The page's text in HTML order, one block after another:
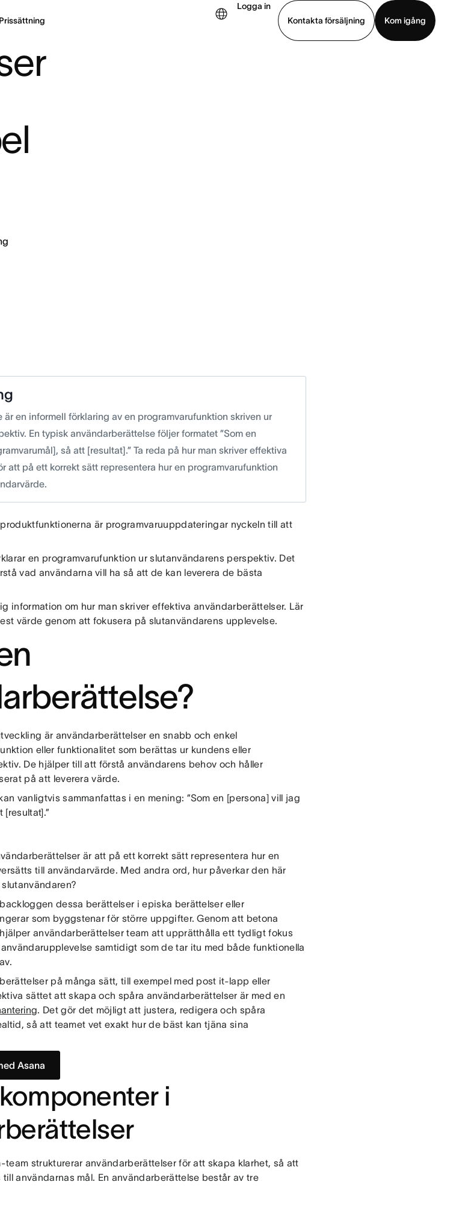
Prissättning
Logga in
Kontakta försäljning
Kom igång
är en informell förklaring av en programvarufunktion skriven ur
En typisk användarberättelse följer formatet ”Som en
så att [resultat].” Ta reda på hur man skriver effektiva
att på ett korrekt sätt representera hur en programvarufunktion
är programvaruuppdateringar nyckeln till att
en programvarufunktion ur slutanvändarens perspektiv. Det
vad användarna vill ha så att de kan leverera de bästa
information om hur man skriver effektiva användarberättelser. Lär
värde genom att fokusera på slutanvändarens upplevelse.
är användarberättelser en snabb och enkel
eller funktionalitet som berättas ur kundens eller
De hjälper till att förstå användarens behov och håller
på att leverera värde.
vanligtvis sammanfattas i en mening: ”Som en [persona] vill jag
[resultat].”
är att på ett korrekt sätt representera hur en
till användarvärde. Med andra ord, hur påverkar den här
dessa berättelser i episka berättelser eller
som byggstenar för större uppgifter. Genom att betona
användarberättelser team att upprätthålla ett tydligt fokus
samtidigt som de tar itu med både funktionella
på många sätt, till exempel med post it-lapp eller
sättet att skapa och spåra användarberättelser är med en
. Det gör det möjligt att justera, redigera och spåra
så att teamet vet exakt hur de bäst kan tjäna sina
Asana
i
strukturerar användarberättelser för att skapa klarhet, så att
användarnas mål. En användarberättelse består av tre